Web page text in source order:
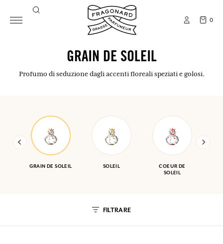
0
GRAIN DE SOLEIL
Profumo di seduzione dagli accenti floreali speziati e golosi.
GRAIN DE SOLEIL SOLEIL
COEUR DE
SOLEIL
FILTRARE